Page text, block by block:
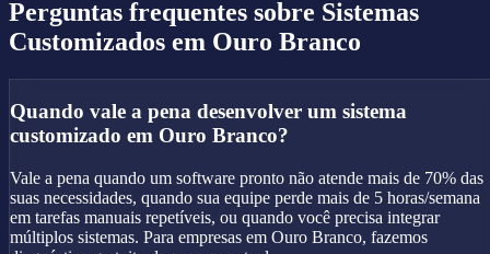
Perguntas frequentes sobre Sistemas
Customizados em Ouro Branco
Quando vale a pena desenvolver um sistema
customizado em Ouro Branco?
Vale a pena quando um software pronto não atende mais de 70% das
suas necessidades, quando sua equipe perde mais de 5 horas/semana
em tarefas manuais repetíveis, ou quando você precisa integrar
múltiplos sistemas. Para empresas em Ouro Branco, fazemos